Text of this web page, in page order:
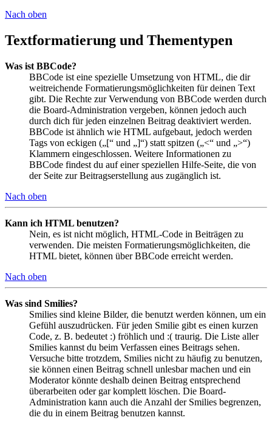
Nach oben
Textformatierung und Thementypen
Was ist BBCode?
BBCode ist eine spezielle Umsetzung von HTML, die dir
weitreichende Formatierungsmöglichkeiten für deinen Text
gibt. Die Rechte zur Verwendung von BBCode werden durch
die Board-Administration vergeben, können jedoch auch
durch dich für jeden einzelnen Beitrag deaktiviert werden.
BBCode ist ähnlich wie HTML aufgebaut, jedoch werden
Tags von eckigen („[“ und „]“) statt spitzen („<“ und „>“)
Klammern eingeschlossen. Weitere Informationen zu
BBCode findest du auf einer speziellen Hilfe-Seite, die von
der Seite zur Beitragserstellung aus zugänglich ist.
Nach oben
Kann ich HTML benutzen?
Nein, es ist nicht möglich, HTML-Code in Beiträgen zu
verwenden. Die meisten Formatierungsmöglichkeiten, die
HTML bietet, können über BBCode erreicht werden.
Nach oben
Was sind Smilies?
Smilies sind kleine Bilder, die benutzt werden können, um ein
Gefühl auszudrücken. Für jeden Smilie gibt es einen kurzen
Code, z. B. bedeutet :) fröhlich und :( traurig. Die Liste aller
Smilies kannst du beim Verfassen eines Beitrags sehen.
Versuche bitte trotzdem, Smilies nicht zu häufig zu benutzen,
sie können einen Beitrag schnell unlesbar machen und ein
Moderator könnte deshalb deinen Beitrag entsprechend
überarbeiten oder gar komplett löschen. Die Board-
Administration kann auch die Anzahl der Smilies begrenzen,
die du in einem Beitrag benutzen kannst.